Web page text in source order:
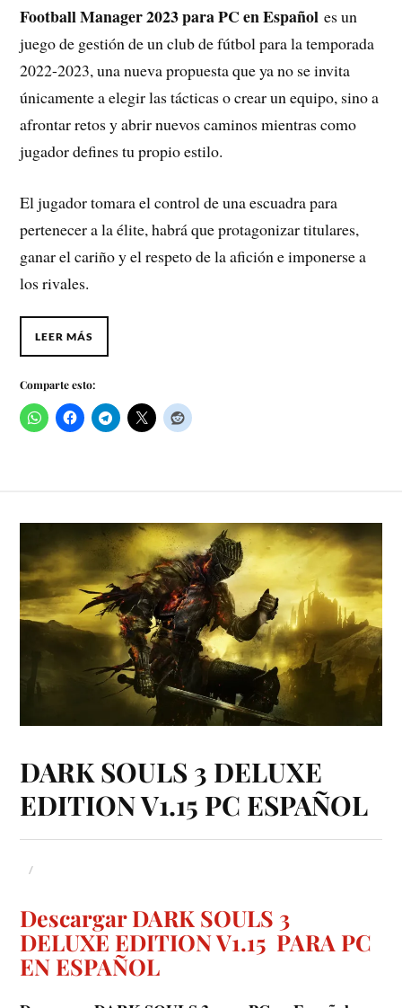
Football Manager 2023 para PC en Españoles un
juego de gestión de un club de fútbol para la temporada
2022-2023, una nueva propuesta que ya no se invita
únicamente a elegir las tácticas o crear un equipo, sino a
afrontar retos y abrir nuevos caminos mientras como
jugador defines tu propio estilo.
El jugador tomara el control de una escuadra para
pertenecer a la élite, habrá que protagonizar titulares,
ganar el cariño y el respeto de la afición e imponerse a
los rivales.
LEER MÁS
Comparte esto:
DARK SOULS 3 DELUXE
EDITION V1.15 PC ESPAÑOL
Descargar DARK SOULS 3
DELUXE EDITION V1.15 PARA PC
EN ESPAÑOL